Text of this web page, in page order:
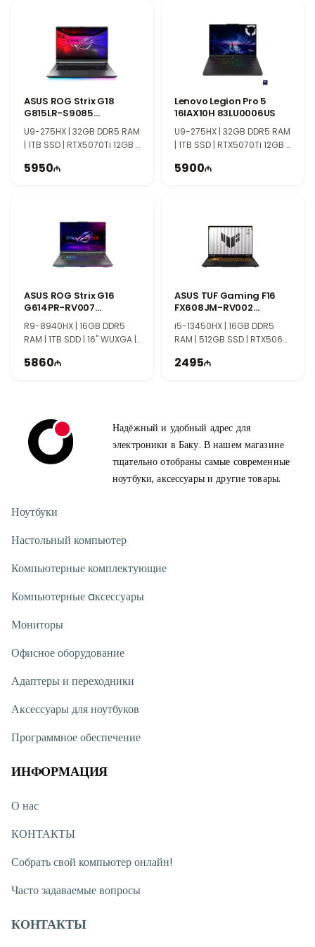
ASUS ROG Strix G18
G815LR-S9085
90NR0LT1-M00390
U9-275HX | 32GB DDR5 RAM
| 1TB SSD | RTX5070Ti 12GB |
5950
Lenovo Legion Pro 5
16IAX10H 83LU0006US
U9-275HX | 32GB DDR5 RAM
| 1TB SSD | RTX5070Ti 12GB |
5900
ASUS ROG Strix G16
G614PR-RV007
90NR0NJ7-M00080
R9-8940HX | 16GB DDR5
RAM | 1TB SDD | 16" WUXGA |
5860
ASUS TUF Gaming F16
FX608JM-RV002
90NR0MI1-M002V0
i5-13450HX | 16GB DDR5
RAM | 512GB SSD | RTX5060
2495
Надёжный и удобный адрес для
электроники в Баку. В нашем магазине
тщательно отобраны самые современные
ноутбуки, аксессуары и другие товары.
Ноутбуки
Настольный компьютер
Компьютерные комплектующие
Компьютерные aксессуары
Мониторы
Офисное оборудование
Адаптеры и переходники
Аксессуары для ноутбуков
Программное обеспечение
ИНФОРМАЦИЯ
О нас
КОНТАКТЫ
Собрать свой компьютер онлайн!
Часто задаваемые вопросы
КОНТАКТЫ